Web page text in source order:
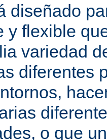
diseñado
y flexible
variedad
diferentes
o que